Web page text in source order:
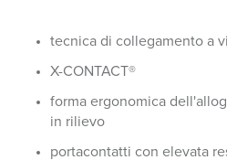
tecnica di collegamento a
X-CONTACT®
forma ergonomica
in rilievo
portacontatti con elevata